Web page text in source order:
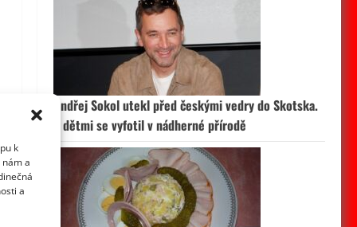
k
a
a
Ondřej Sokol utekl před českými vedry do Skotska.
S dětmi se vyfotil v nádherné přírodě